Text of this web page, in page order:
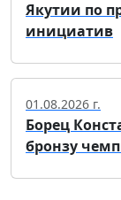
Якутии по
инициатив
01.08.2026 г.
Борец
бронзу